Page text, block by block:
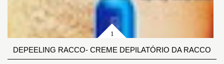
DEPEELING RACCO- CREME DEPILATÓRIO DA RACCO